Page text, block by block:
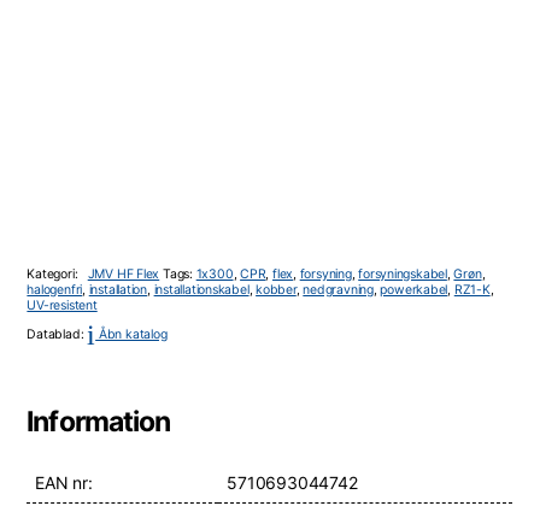
Kategori: JMV HF Flex Tags: 1x300,CPR, flex, forsyning,forsyningskabel,Grøn,
halogenfri, installation, installationskabel, kobber,nedgravning,powerkabel, RZ1-K,
UV-resistent
Datablad:i Åbn katalog
Information
EAN nr:
5710693044742